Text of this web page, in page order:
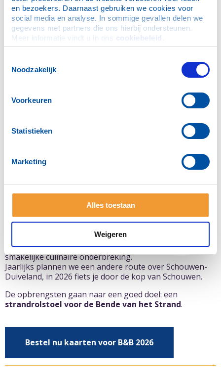
en bezoekers. Daarnaast gebruiken we cookies voor
social media en analyse. In sommige gevallen delen we
gegevens met partners die ons hierbij ondersteunen.
Meer informatie vindt u in ons cookiebeleid
Noodzakelijk
Voorkeuren
Statistieken
Marketing
Alles toestaan
Weigeren
Bikes & Bites 2026
De mooiste en lekkerste fietstocht van het jaar vertrekt
opzaterdag 5 september 2026.
Bikes & Bites is een culinaire fietstocht met een route
van ± 39 kilometer. Onderweg stap je 5x af voor een
smakelijke culinaire onderbreking.
Jaarlijks plannen we een andere route over Schouwen-
Duiveland, in 2026 fiets je door de kop van Schouwen.
De opbrengsten gaan naar een goed doel: een
strandrolstoel voor de Bende van het Strand.
Bestel nu kaarten voor B&B 2026